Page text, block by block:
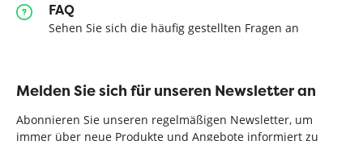
FAQ
Sehen Sie sich die häufig gestellten Fragen an
Melden Sie sich für unseren Newsletter an
Abonnieren Sie unseren regelmäßigen Newsletter, um
immer über neue Produkte und Angebote informiert zu